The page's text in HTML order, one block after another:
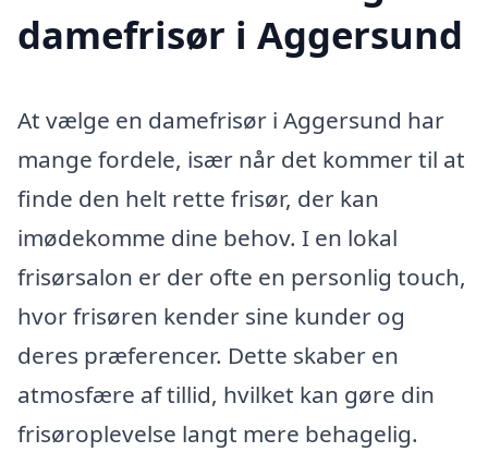
damefrisør i Aggersund
At vælge en damefrisør i Aggersund har
mange fordele, især når det kommer til at
finde den helt rette frisør, der kan
imødekomme dine behov. I en lokal
frisørsalon er der ofte en personlig touch,
hvor frisøren kender sine kunder og
deres præferencer. Dette skaber en
atmosfære af tillid, hvilket kan gøre din
frisøroplevelse langt mere behagelig.